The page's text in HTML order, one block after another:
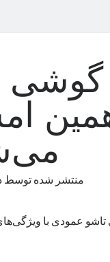
همین
منتشر شده توسط
تاشو عمودی با